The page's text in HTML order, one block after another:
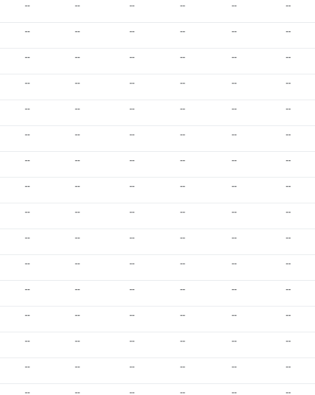
-- -- -- -- -- --
-- -- -- -- -- --
-- -- -- -- -- --
-- -- -- -- -- --
-- -- -- -- -- --
-- -- -- -- -- --
-- -- -- -- -- --
-- -- -- -- -- --
-- -- -- -- -- --
-- -- -- -- -- --
-- -- -- -- -- --
-- -- -- -- -- --
-- -- -- -- -- --
-- -- -- -- -- --
-- -- -- -- -- --
-- -- -- -- -- --